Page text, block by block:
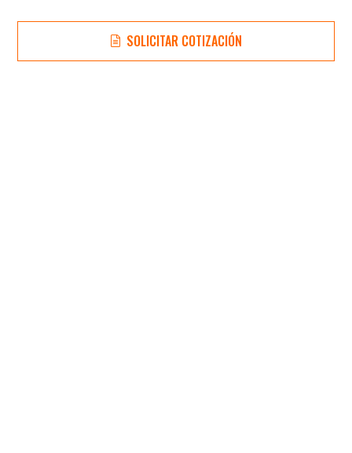
SOLICITAR COTIZACIÓN